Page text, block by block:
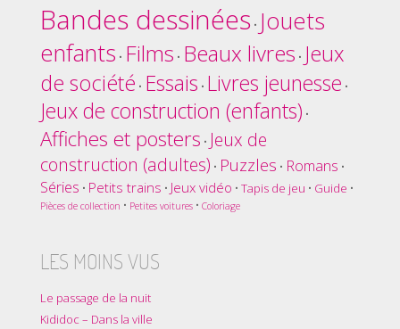
Bandes dessinées• Jouets
enfants • Films • Beaux livres • Jeux
de société • Essais • Livres jeunesse •
Jeux de construction (enfants) •
Affiches et posters • Jeux de
construction (adultes) • Puzzles • Romans •
Séries • Petits trains • Jeux vidéo • Tapis de jeu • Guide •
Pièces de collection • Petites voitures• Coloriage
LES MOINS VUS
Le passage de la nuit
Kididoc – Dans la ville